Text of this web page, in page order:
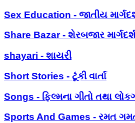
Sex Education - જાતીય
Share Bazar - શેરબજાર
shayari - શાયરી
Short Stories - ટૂંકી વાર્તા
Songs - ફિલ્મના ગીતો તથા
Sports And Games - રમત